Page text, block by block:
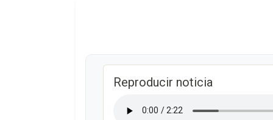
Reproducir noticia